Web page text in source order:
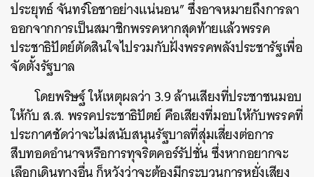
ประยุทธ์ จันทร์โอชาอย่างแน่นอน” ซึ่งอาจหมายถึงการลา
ออกจากการเป็นสมาชิกพรรคหากสุดท้ายแล้วพรรค
ประชาธิปัตย์ตัดสินใจไปรวมกับฝั่งพรรคพลังประชารัฐเพื่อ
จัดตั้งรัฐบาล
โดยพริษฐ์ ให้เหตุผลว่า 3.9 ล้านเสียงที่ประชาชนมอบ
ให้กับ ส.ส. พรรคประชาธิปัตย์ คือเสียงที่มอบให้กับพรรคที่
ประกาศชัดว่าจะไม่สนับสนุนรัฐบาลที่สุ่มเสี่ยงต่อการ
สืบทอดอำนาจหรือการทุจริตคอร์รัปชั่น ซึ่งหากอยากจะ